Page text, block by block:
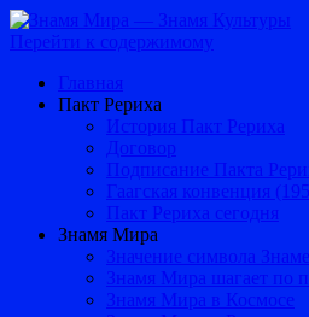
Перейти к содержимому
Главная
Пакт Рериха
История Пакт Рериха
Договор
Подписание Пакта
Гаагская конвенция
Пакт Рериха сегодня
Знамя Мира
Значение символа
Знамя Мира шагает по
Знамя Мира в Космосе